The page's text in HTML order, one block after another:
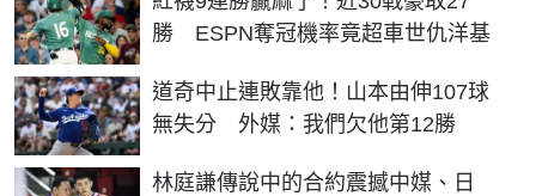
勝 ESPN奪冠機率竟超車世仇洋基
道奇中止連敗靠他！山本由伸107球
無失分 外媒：我們欠他第12勝
林庭謙傳說中的合約震撼中媒、日